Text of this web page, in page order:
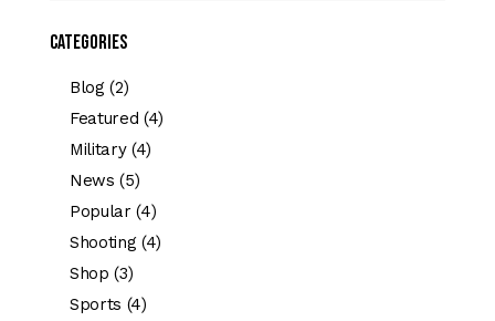
Categories
Blog(2)
Featured (4)
Military(4)
News (5)
Popular(4)
Shooting(4)
Shop (3)
Sports (4)